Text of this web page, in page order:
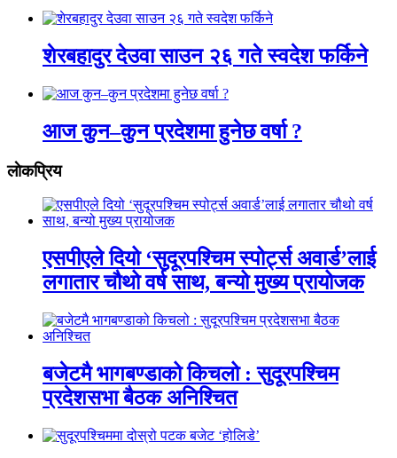
शेरबहादुर देउवा साउन २६ गते स्वदेश फर्किने
आज कुन–कुन प्रदेशमा हुनेछ वर्षा ?
लाेकप्रिय
एसपीएले दियो ‘सुदूरपश्चिम स्पोर्ट्स अवार्ड’लाई
लगातार चौथो वर्ष साथ, बन्यो मुख्य प्रायोजक
बजेटमै भागबण्डाको किचलो : सुदूरपश्चिम
प्रदेशसभा बैठक अनिश्चित